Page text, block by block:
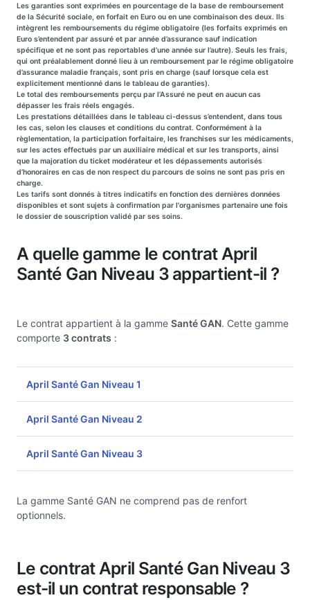
Les garanties sont exprimées en pourcentage de la base de remboursement
de la Sécurité sociale, en forfait en Euro ou en une combinaison des deux. Ils
intègrent les remboursements du régime obligatoire (les forfaits exprimés en
Euro s’entendent par assuré et par année d’assurance sauf indication
spécifique et ne sont pas reportables d’une année sur l’autre). Seuls les frais,
qui ont préalablement donné lieu à un remboursement par le régime obligatoire
d’assurance maladie français, sont pris en charge (sauf lorsque cela est
explicitement mentionné dans le tableau de garanties).
Le total des remboursements perçu par l’Assuré ne peut en aucun cas
dépasser les frais réels engagés.
Les prestations détaillées dans le tableau ci-dessus s’entendent, dans tous
les cas, selon les clauses et conditions du contrat. Conformément à la
règlementation, la participation forfaitaire, les franchises sur les médicaments,
sur les actes effectués par un auxiliaire médical et sur les transports, ainsi
que la majoration du ticket modérateur et les dépassements autorisés
d’honoraires en cas de non respect du parcours de soins ne sont pas pris en
charge.
Les tarifs sont donnés à titres indicatifs en fonction des dernières données
disponibles et sont sujets à confirmation par l'organismes partenaire une fois
le dossier de souscription validé par ses soins.
A quelle gamme le contrat April
Santé Gan Niveau 3 appartient-il ?
Le contrat appartient à la gamme Santé GAN. Cette gamme
comporte 3 contrats :
April Santé Gan Niveau 1
April Santé Gan Niveau 2
April Santé Gan Niveau 3
La gamme Santé GAN ne comprend pas de renfort
optionnels.
Le contrat April Santé Gan Niveau 3
est-il un contrat responsable ?